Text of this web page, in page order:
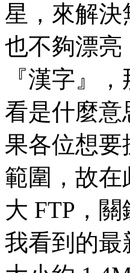
星，來解決
也不夠漂亮
『漢字』
看是什麼
果各位想
範圍，故在
大 FTP，
我看到的最